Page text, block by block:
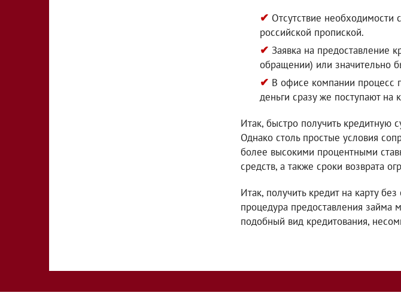
Отсутствие необходимости
российской пропиской.
Заявка на предоставление
обращении) или значительно
В офисе компании процесс
деньги сразу же поступают на
Итак, быстро получить
Однако столь простые условия
более высокими процентными
средств, а также сроки возврата
Итак, получить кредит на карту
процедура предоставления займа
подобный вид кредитования,